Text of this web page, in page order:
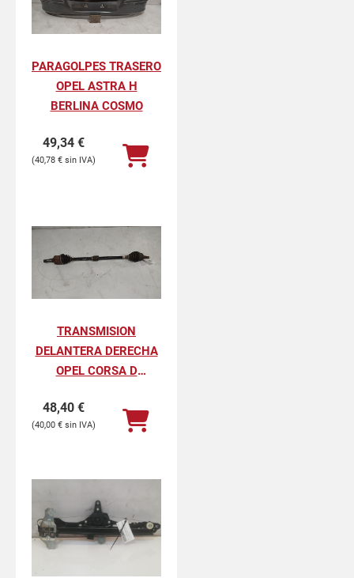
PARAGOLPES TRASERO
OPEL ASTRA H
BERLINA COSMO
49,34 €
40,78 €
TRANSMISION
DELANTERA DERECHA
OPEL CORSA D
48,40 €
40,00 €